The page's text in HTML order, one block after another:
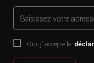
Saisissez votre
Oui, j' accepte la